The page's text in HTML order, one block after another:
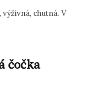
výživná, chutná. V
čočka